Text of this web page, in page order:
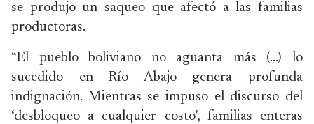
se produjo un saqueo que afectó a las familias
productoras.
“El pueblo boliviano no aguanta más (…) lo
sucedido en Río Abajo genera profunda
indignación. Mientras se impuso el discurso del
‘desbloqueo a cualquier costo’, familias enteras